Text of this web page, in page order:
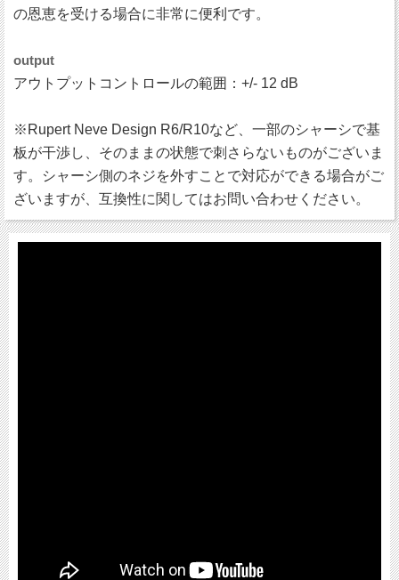
の恩恵を受ける場合に非常に便利です。
output
アウトプットコントロールの範囲：+/- 12 dB
※Rupert Neve Design R6/R10など、一部のシャーシで基
板が干渉し、そのままの状態で刺さらないものがございま
す。シャーシ側のネジを外すことで対応ができる場合がご
ざいますが、互換性に関してはお問い合わせください。